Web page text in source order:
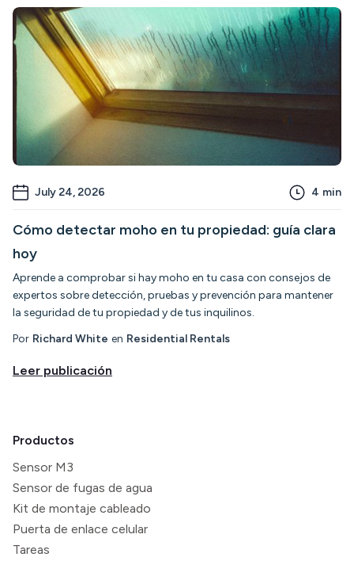
July 24, 2026 4 min
Cómo detectar moho en tu propiedad: guía clara
hoy
Aprende a comprobar si hay moho en tu casa con consejos de
expertos sobre detección, pruebas y prevención para mantener
la seguridad de tu propiedad y de tus inquilinos.
Por Richard White en Residential Rentals
Leer publicación
Productos
Sensor M3
Sensor de fugas de agua
Kit de montaje cableado
Puerta de enlace celular
Tareas